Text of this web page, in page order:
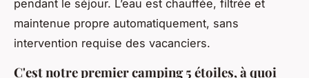
pendant le séjour. L’eau est chauffée, filtrée et
maintenue propre automatiquement, sans
intervention requise des vacanciers.
C'est notre premier camping 5 étoiles, à quoi